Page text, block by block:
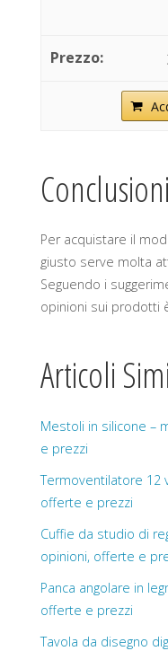
Conclusioni
Per acquistare il
giusto serve molta
Seguendo i
opinioni sui prodotti
Articoli
Mestoli in silicone –
e prezzi
Termoventilatore 12
offerte e prezzi
Cuffie da studio di
opinioni, offerte e
Panca angolare in
offerte e prezzi
Tavola da disegno